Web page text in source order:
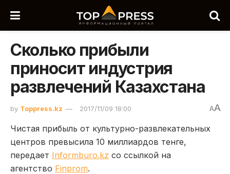
Сколько прибыли
приносит индустрия
развлечений Казахстана
by Toppress.kz 2017/11/09 18:00 AA
Чистая прибыль от культурно-развлекательных
центров превысила 10 миллиардов тенге,
передает Informburo.kz со ссылкой на
агентство Finprom.